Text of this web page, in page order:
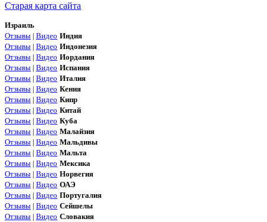
Старая карта сайта
Израиль
Отзывы | Видео Индия
Отзывы | Видео Индонезия
Отзывы | Видео Иордания
Отзывы | Видео Испания
Отзывы | Видео Италия
Отзывы | Видео Кения
Отзывы | Видео Кипр
Отзывы | Видео Китай
Отзывы | Видео Куба
Отзывы | Видео Малайзия
Отзывы | Видео Мальдивы
Отзывы | Видео Мальта
Отзывы | Видео Мексика
Отзывы | Видео Норвегия
Отзывы | Видео ОАЭ
Отзывы | Видео Португалия
Отзывы | Видео Сейшелы
Отзывы | Видео Словакия